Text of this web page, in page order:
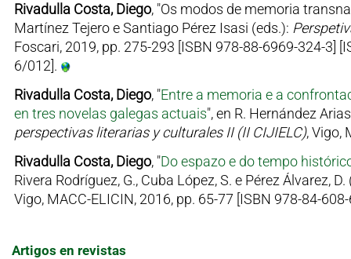
Rivadulla Costa, Diego, "Os modos de memoria
Martínez Tejero e Santiago Pérez Isasi (eds.):
Foscari, 2019, pp. 275-293 [ISBN 978-88-6969-324-3]
6/012].
Rivadulla Costa, Diego, "Entre a memoria e a
en tres novelas galegas actuais", en R. Hernández
perspectivas literarias y culturales II (II CIJIELC), Vigo,
Rivadulla Costa, Diego, "Do espazo e do tempo
Rivera Rodríguez, G., Cuba López, S. e Pérez Álvarez,
Vigo, MACC-ELICIN, 2016, pp. 65-77 [ISBN 978-84-
Artigos en revistas